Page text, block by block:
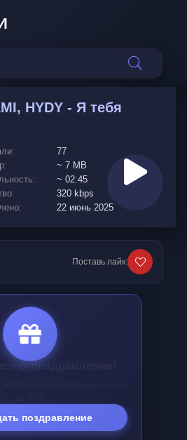
HYDY - Я тебя
77
~ 7 MB
~ 02:45
320 kbps
22 июнь 2025
Поставь лайк:
песню в подарок!
подарок